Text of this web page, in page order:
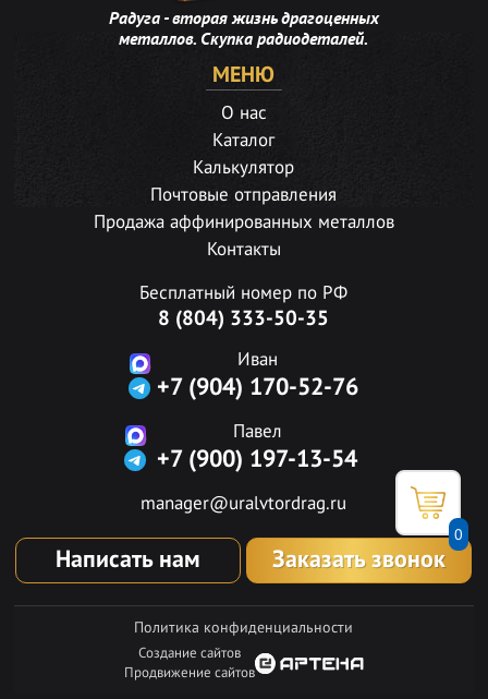
0
Радуга - вторая жизнь драгоценных
металлов. Скупка радиодеталей.
МЕНЮ
О нас
Каталог
Калькулятор
Почтовые отправления
Продажа аффинированных металлов
Контакты
Бесплатный номер по РФ
8 (804) 333-50-35
Иван
+7 (904) 170-52-76
Павел
+7 (900) 197-13-54
manager@uralvtordrag.ru
Написать нам Заказать звонок
Политика конфиденциальности
Создание сайтов
Продвижение сайтов